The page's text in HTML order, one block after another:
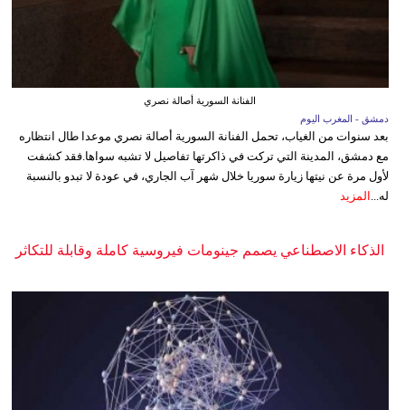
الفنانة السورية أصالة نصري
دمشق - المغرب اليوم
بعد سنوات من الغياب، تحمل الفنانة السورية أصالة نصري موعدا طال انتظاره
مع دمشق، المدينة التي تركت في ذاكرتها تفاصيل لا تشبه سواها.فقد كشفت
لأول مرة عن نيتها زيارة سوريا خلال شهر آب الجاري، في عودة لا تبدو بالنسبة
له...
المزيد
الذكاء الاصطناعي يصمم جينومات فيروسية كاملة وقابلة للتكاثر